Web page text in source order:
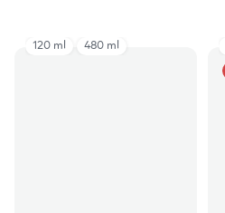
120 ml 480 ml